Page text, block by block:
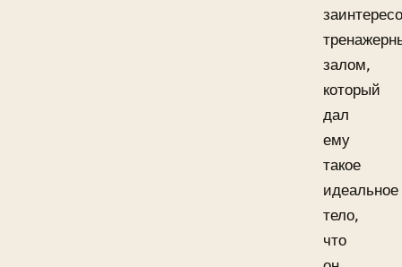
залом,
который
дал
ему
такое
идеальное
тело,
что